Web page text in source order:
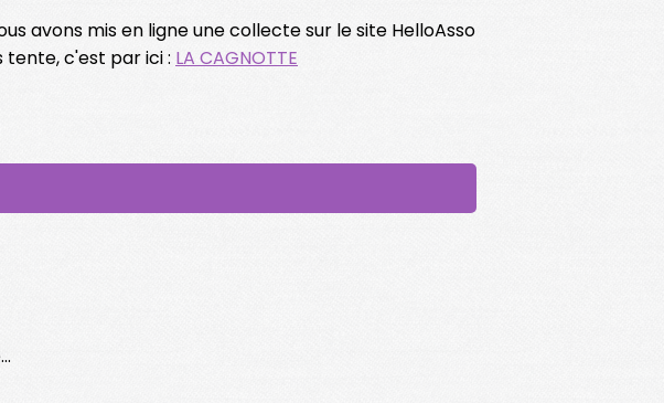
avons mis en ligne une collecte sur le site HelloAsso
tente, c'est par ici : LA CAGNOTTE